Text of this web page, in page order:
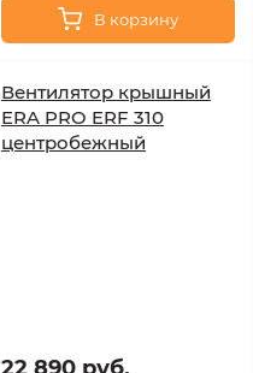
В корзину
Вентилятор крышный
ERA PRO ERF 310
центробежный